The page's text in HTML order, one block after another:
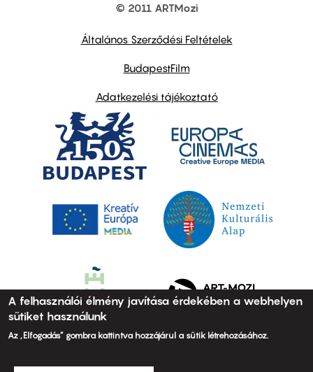
© 2011 ARTMozi
Általános Szerződési Feltételek
BudapestFilm
Adatkezelési tájékoztató
A felhasználói élmény javítása érdekében a webhelyen
sütiket használunk
Az „Elfogadás” gombra kattintva hozzájárul a sütik létrehozásához.